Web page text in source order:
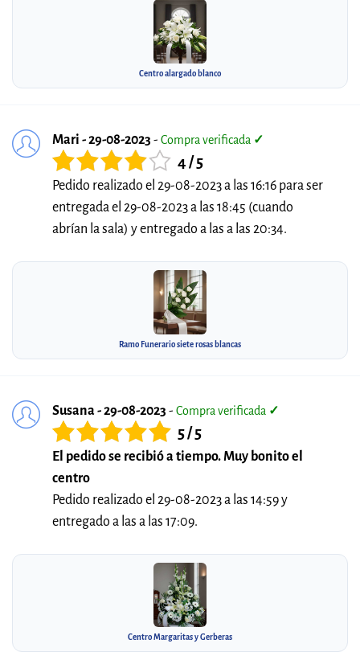
Centro alargado blanco
Mari - 29-08-2023 - Compra verificada ✓
4 / 5
Pedido realizado el 29-08-2023 a las 16:16 para ser
entregada el 29-08-2023 a las 18:45 (cuando
abrían la sala) y entregado a las a las 20:34.
Ramo Funerario siete rosas blancas
Susana - 29-08-2023 - Compra verificada ✓
5 / 5
El pedido se recibió a tiempo. Muy bonito el
centro
Pedido realizado el 29-08-2023 a las 14:59 y
entregado a las a las 17:09.
Centro Margaritas y Gerberas